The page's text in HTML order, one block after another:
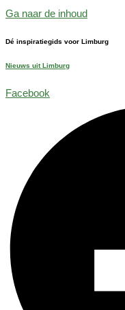
Ga naar de inhoud
Dé inspiratiegids voor Limburg
Nieuws uit Limburg
Facebook